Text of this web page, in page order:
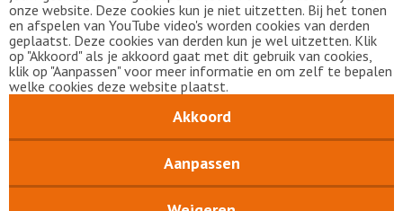
Bekijk alle waarderingen
DisclaimerPrivacy statementmijnFlevoziekenhuis
Copyright Flevoziekenhuis 2026
onze website. Deze cookies kun je niet uitzetten. Bij het tonen
en afspelen van YouTube video's worden cookies van derden
geplaatst. Deze cookies van derden kun je wel uitzetten. Klik
op "Akkoord" als je akkoord gaat met dit gebruik van cookies,
klik op "Aanpassen" voor meer informatie en om zelf te bepalen
welke cookies deze website plaatst.
Akkoord
Aanpassen